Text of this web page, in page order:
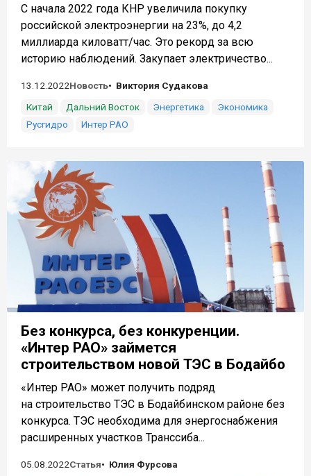
С начала 2022 года КНР увеличила покупку
российской электроэнергии на 23%, до 4,2
миллиарда киловатт/час. Это рекорд за всю
историю наблюдений. Закупает электричество...
13.12.2022Новость
Виктория Судакова
Китай
Дальний Восток Энергетика
Экономика
Русгидро
Интер РАО
Без конкурса, без конкуренции.
«Интер РАО» займется
строительством новой ТЭС в Бодайбо
«Интер РАО» может получить подряд
на строительство ТЭС в Бодайбинском районе без
конкурса. ТЭС необходима для энергоснабжения
расширенных участков Транссиба...
05.08.2022Статья
Юлия Фурсова